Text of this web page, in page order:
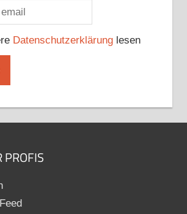
Datenschutzerklärunglesen
PROFIS